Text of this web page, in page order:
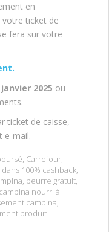
en
ticket de
fera sur votre
janvier 2025 ou
ticket de caisse,
e-mail.
, Carrefour,
dans 100% cashback,
, beurre gratuit,
campina nourri à
campina,
produit